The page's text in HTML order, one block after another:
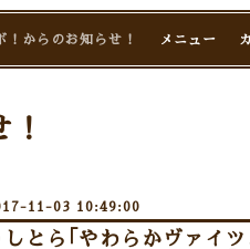
！からのお知らせ！ メニュー
11-03 10:49:00
しとら｢やわらかヴァイ